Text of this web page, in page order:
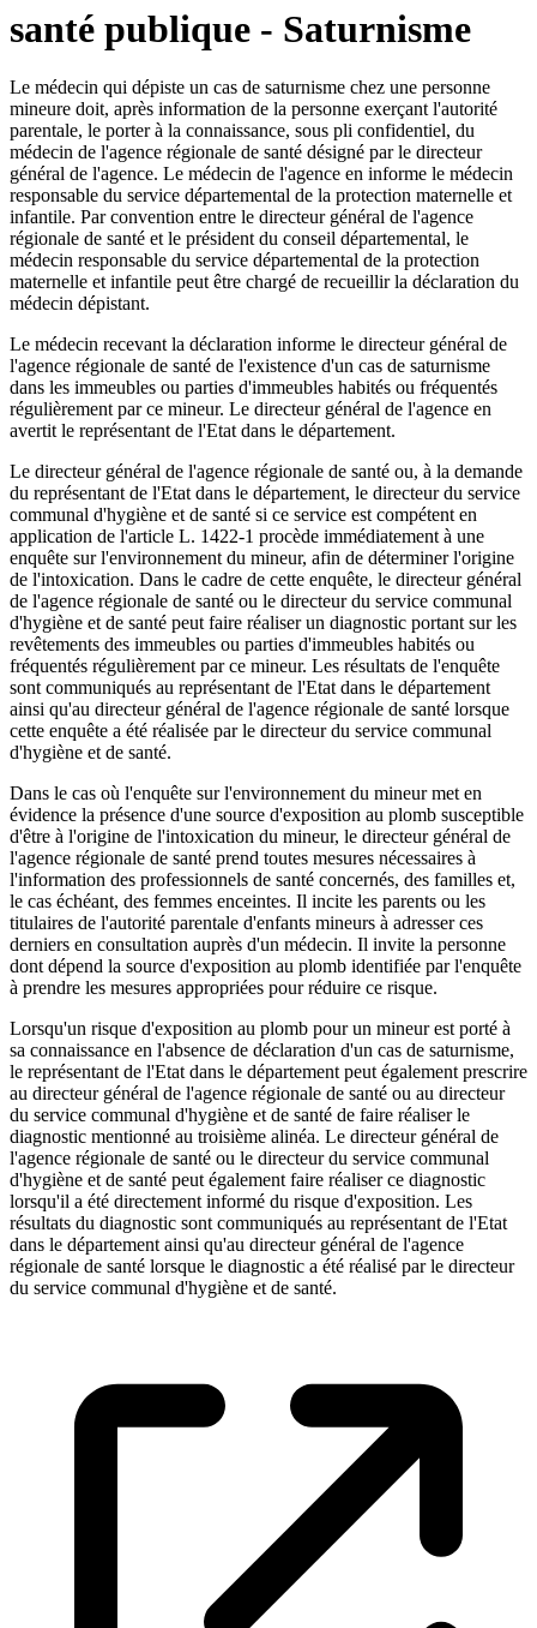
santé publique - Saturnisme
Le médecin qui dépiste un cas de saturnisme chez une personne
mineure doit, après information de la personne exerçant l'autorité
parentale, le porter à la connaissance, sous pli confidentiel, du
médecin de l'agence régionale de santé désigné par le directeur
général de l'agence. Le médecin de l'agence en informe le médecin
responsable du service départemental de la protection maternelle et
infantile. Par convention entre le directeur général de l'agence
régionale de santé et le président du conseil départemental, le
médecin responsable du service départemental de la protection
maternelle et infantile peut être chargé de recueillir la déclaration du
médecin dépistant.
Le médecin recevant la déclaration informe le directeur général de
l'agence régionale de santé de l'existence d'un cas de saturnisme
dans les immeubles ou parties d'immeubles habités ou fréquentés
régulièrement par ce mineur. Le directeur général de l'agence en
avertit le représentant de l'Etat dans le département.
Le directeur général de l'agence régionale de santé ou, à la demande
du représentant de l'Etat dans le département, le directeur du service
communal d'hygiène et de santé si ce service est compétent en
application de l'article L. 1422-1 procède immédiatement à une
enquête sur l'environnement du mineur, afin de déterminer l'origine
de l'intoxication. Dans le cadre de cette enquête, le directeur général
de l'agence régionale de santé ou le directeur du service communal
d'hygiène et de santé peut faire réaliser un diagnostic portant sur les
revêtements des immeubles ou parties d'immeubles habités ou
fréquentés régulièrement par ce mineur. Les résultats de l'enquête
sont communiqués au représentant de l'Etat dans le département
ainsi qu'au directeur général de l'agence régionale de santé lorsque
cette enquête a été réalisée par le directeur du service communal
d'hygiène et de santé.
Dans le cas où l'enquête sur l'environnement du mineur met en
évidence la présence d'une source d'exposition au plomb susceptible
d'être à l'origine de l'intoxication du mineur, le directeur général de
l'agence régionale de santé prend toutes mesures nécessaires à
l'information des professionnels de santé concernés, des familles et,
le cas échéant, des femmes enceintes. Il incite les parents ou les
titulaires de l'autorité parentale d'enfants mineurs à adresser ces
derniers en consultation auprès d'un médecin. Il invite la personne
dont dépend la source d'exposition au plomb identifiée par l'enquête
à prendre les mesures appropriées pour réduire ce risque.
Lorsqu'un risque d'exposition au plomb pour un mineur est porté à
sa connaissance en l'absence de déclaration d'un cas de saturnisme,
le représentant de l'Etat dans le département peut également prescrire
au directeur général de l'agence régionale de santé ou au directeur
du service communal d'hygiène et de santé de faire réaliser le
diagnostic mentionné au troisième alinéa. Le directeur général de
l'agence régionale de santé ou le directeur du service communal
d'hygiène et de santé peut également faire réaliser ce diagnostic
lorsqu'il a été directement informé du risque d'exposition. Les
résultats du diagnostic sont communiqués au représentant de l'Etat
dans le département ainsi qu'au directeur général de l'agence
régionale de santé lorsque le diagnostic a été réalisé par le directeur
du service communal d'hygiène et de santé.